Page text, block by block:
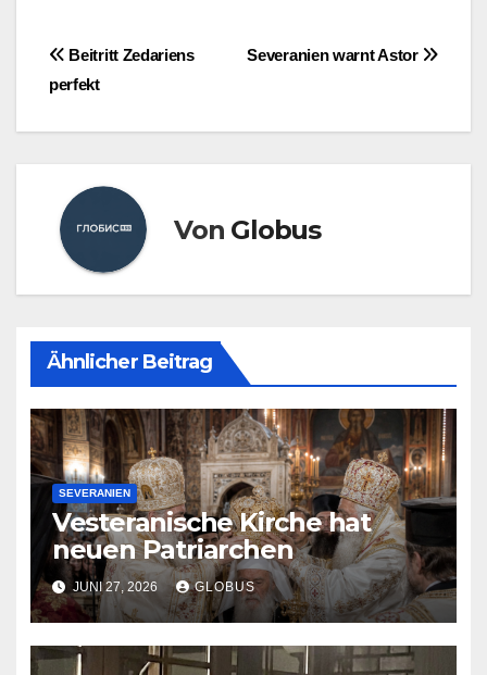
Beitragsnavigation
Severanien warnt Astor
Beitritt Zedariens
perfekt
Von Globus
Ähnlicher Beitrag
SEVERANIEN
Vesteranische Kirche hat
neuen Patriarchen
JUNI 27, 2026 GLOBUS